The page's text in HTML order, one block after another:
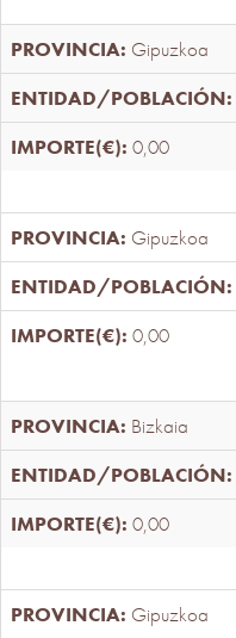
Gipuzkoa
0,00
Gipuzkoa
0,00
Bizkaia
0,00
Gipuzkoa